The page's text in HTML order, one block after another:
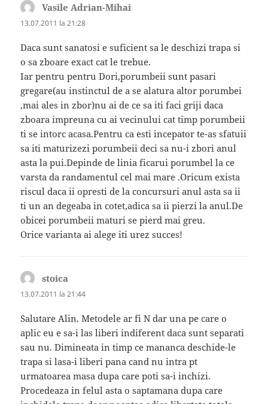
Vasile Adrian-Mihai
13.07.2011 la 21:28
Daca sunt sanatosi e suficient sa le deschizi trapa si
o sa zboare exact cat le trebue.
Iar pentru pentru Dori,porumbeii sunt pasari
gregare(au instinctul de a se alatura altor porumbei
,mai ales in zbor)nu ai de ce sa iti faci griji daca
zboara impreuna cu ai vecinului cat timp porumbeii
ti se intorc acasa.Pentru ca esti incepator te-as sfatuii
sa iti maturizezi porumbeii deci sa nu-i zbori anul
asta la pui.Depinde de linia ficarui porumbel la ce
varsta da randamentul cel mai mare .Oricum exista
riscul daca ii opresti de la concursuri anul asta sa ii
ti un an degeaba in cotet,adica sa ii pierzi la anul.De
obicei porumbeii maturi se pierd mai greu.
Orice varianta ai alege iti urez succes!
stoica
13.07.2011 la 21:44
Salutare Alin. Metodele ar fi N dar una pe care o
aplic eu e sa-i las liberi indiferent daca sunt separati
sau nu. Dimineata in timp ce mananca deschide-le
trapa si lasa-i liberi pana cand nu intra pt
urmatoarea masa dupa care poti sa-i inchizi.
Procedeaza in felul asta o saptamana dupa care